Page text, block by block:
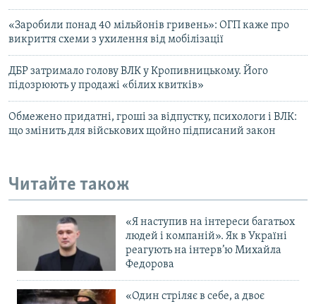
«Заробили понад 40 мільйонів гривень»: ОГП каже про
викриття схеми з ухилення від мобілізації
ДБР затримало голову ВЛК у Кропивницькому. Його
підозрюють у продажі «білих квитків»
Обмежено придатні, гроші за відпустку, психологи і ВЛК:
що змінить для військових щойно підписаний закон
Читайте також
«Я наступив на інтереси багатьох
людей і компаній». Як в Україні
реагують на інтерв’ю Михайла
Федорова
«Один стріляє в себе, а двоє